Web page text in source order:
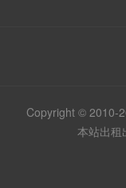
Copyright © 2010-
本站出